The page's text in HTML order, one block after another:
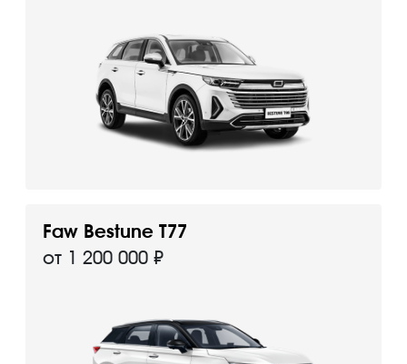
Faw Bestune T77
от 1 200 000 ₽